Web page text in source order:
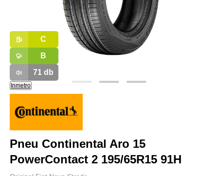
C
B
71db
Inmetro
Pneu Continental Aro 15
PowerContact 2 195/65R15 91H